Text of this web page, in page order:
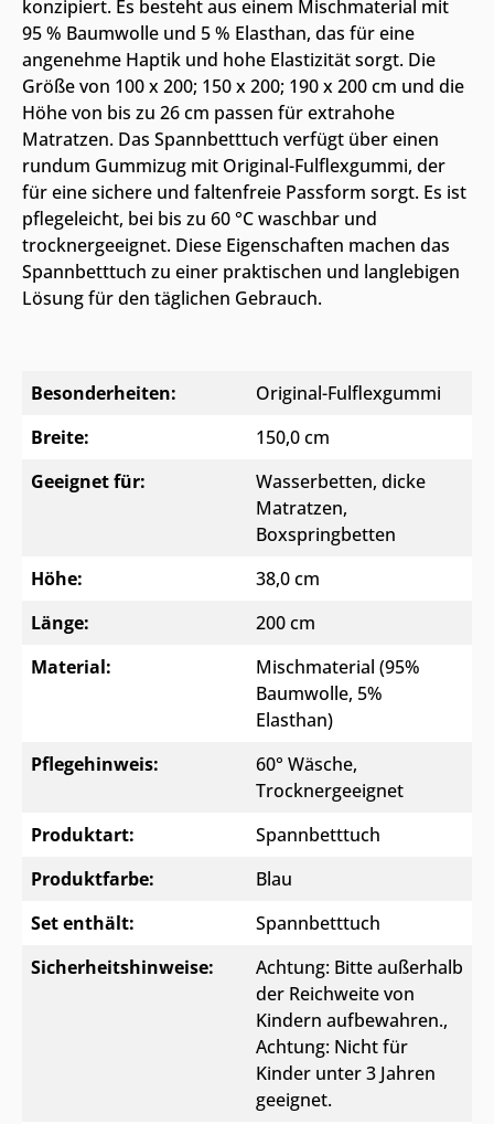
konzipiert. Es besteht aus einem Mischmaterial mit
95 % Baumwolle und 5 % Elasthan, das für eine
angenehme Haptik und hohe Elastizität sorgt. Die
Größe von 100 x 200; 150 x 200; 190 x 200 cm und die
Höhe von bis zu 26 cm passen für extrahohe
Matratzen. Das Spannbetttuch verfügt über einen
rundum Gummizug mit Original-Fulflexgummi, der
für eine sichere und faltenfreie Passform sorgt. Es ist
pflegeleicht, bei bis zu 60 °C waschbar und
trocknergeeignet. Diese Eigenschaften machen das
Spannbetttuch zu einer praktischen und langlebigen
Lösung für den täglichen Gebrauch.
Besonderheiten:
Original-Fulflexgummi
Breite:
150,0 cm
Geeignet für:
Wasserbetten, dicke
Matratzen,
Boxspringbetten
Höhe:
38,0 cm
Länge:
200 cm
Material:
Mischmaterial (95%
Baumwolle, 5%
Elasthan)
Pflegehinweis:
60° Wäsche,
Trocknergeeignet
Produktart:
Spannbetttuch
Produktfarbe:
Blau
Set enthält:
Spannbetttuch
Sicherheitshinweise:
Achtung: Bitte außerhalb
der Reichweite von
Kindern aufbewahren.,
Achtung: Nicht für
Kinder unter 3 Jahren
geeignet.